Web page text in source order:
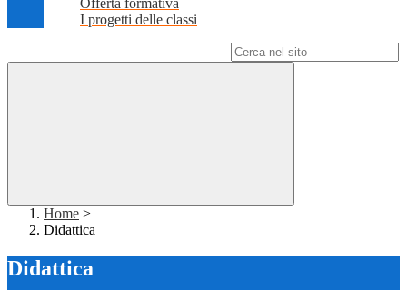
Offerta formativa
I progetti delle classi
Home >
Didattica
Didattica